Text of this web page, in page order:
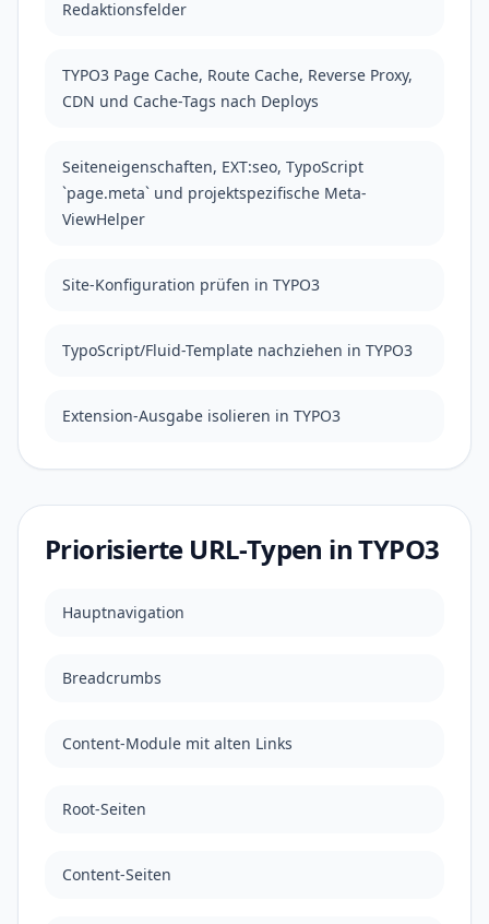
Redaktionsfelder
TYPO3 Page Cache, Route Cache, Reverse Proxy,
CDN und Cache-Tags nach Deploys
Seiteneigenschaften, EXT:seo, TypoScript
`page.meta` und projektspezifische Meta-
ViewHelper
Site-Konfiguration prüfen in TYPO3
TypoScript/Fluid-Template nachziehen in TYPO3
Extension-Ausgabe isolieren in TYPO3
Priorisierte URL-Typen in TYPO3
Hauptnavigation
Breadcrumbs
Content-Module mit alten Links
Root-Seiten
Content-Seiten